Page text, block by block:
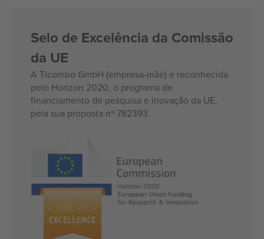
Selo de Excelência da Comissão
da UE
A Ticombo GmbH (empresa-mãe) é reconhecida
pelo Horizon 2020, o programa de
financiamento de pesquisa e inovação da UE,
pela sua proposta nº 782393.